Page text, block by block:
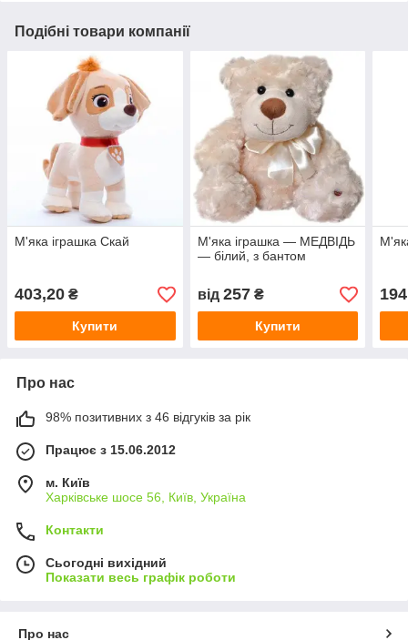
Подібні товари компанії
М'яка іграшка Скай
403,20 ₴
Купити
М'яка іграшка — МЕДВІДЬ
— білий, з бантом
від 257₴
Купити
Про нас
98% позитивних з 46 відгуків за рік
Працює з 15.06.2012
м. Київ
Харківське шосе 56, Київ, Україна
Контакти
Сьогодні вихідний
Показати весь графік роботи
Про нас